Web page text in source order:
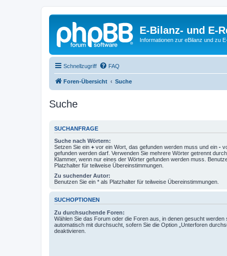
E-Bilanz- und E-
Informationen zur eBilanz und zu
Schnellzugriff FAQ
Foren-Übersicht Suche
Suche
SUCHANFRAGE
Suche nach Wörtern:
Setzen Sie ein + vor ein Wort, das gefunden werden muss und ein -
gefunden werden darf. Verwenden Sie mehrere Wörter getrennt durch
Klammer, wenn nur eines der Wörter gefunden werden muss.
Platzhalter für teilweise Übereinstimmungen.
Zu suchender Autor:
Benutzen Sie ein * als Platzhalter für teilweise Übereinstimmungen.
SUCHOPTIONEN
Zu durchsuchende Foren:
Wählen Sie das Forum oder die Foren aus, in denen gesucht werden
automatisch mit durchsucht, sofern Sie die Option „Unterforen
deaktivieren.